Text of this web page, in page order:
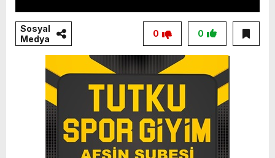
Sosyal
Medya
0
0